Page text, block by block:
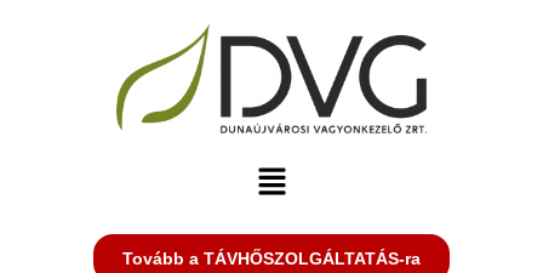
Tovább a TÁVHŐSZOLGÁLTATÁS-ra